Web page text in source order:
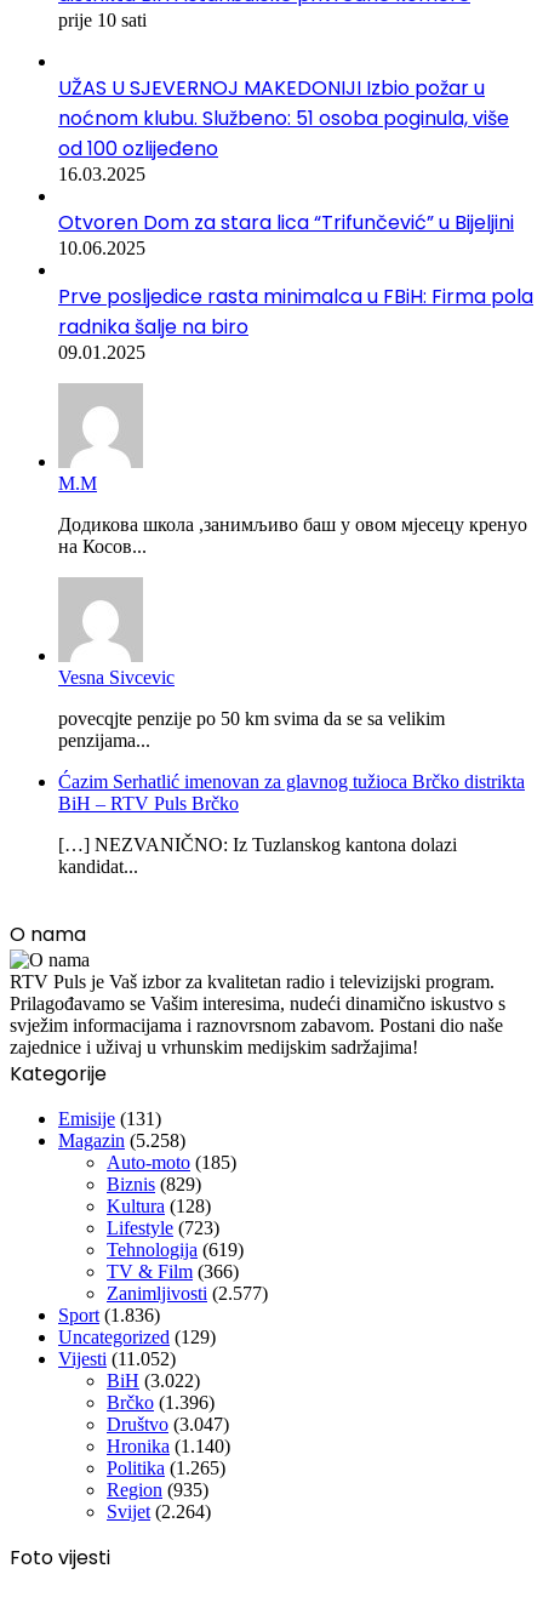
prije 10 sati
UŽAS U SJEVERNOJ MAKEDONIJI Izbio požar u
noćnom klubu. Službeno: 51 osoba poginula, više
od 100 ozlijeđeno
16.03.2025
Otvoren Dom za stara lica “Trifunčević” u Bijeljini
10.06.2025
Prve posljedice rasta minimalca u FBiH: Firma pola
radnika šalje na biro
09.01.2025
М.М
Додикова школа ,занимљиво баш у овом мјесецу кренуо
на Косов...
Vesna Sivcevic
povecqjte penzije po 50 km svima da se sa velikim
penzijama...
Ćazim Serhatlić imenovan za glavnog tužioca Brčko distrikta
BiH – RTV Puls Brčko
[…] NEZVANIČNO: Iz Tuzlanskog kantona dolazi
kandidat...
O nama
RTV Puls je Vaš izbor za kvalitetan radio i televizijski program.
Prilagođavamo se Vašim interesima, nudeći dinamično iskustvo s
svježim informacijama i raznovrsnom zabavom. Postani dio naše
zajednice i uživaj u vrhunskim medijskim sadržajima!
Kategorije
Emisije (131)
Magazin (5.258)
Auto-moto (185)
Biznis (829)
Kultura (128)
Lifestyle (723)
Tehnologija (619)
TV & Film (366)
Zanimljivosti (2.577)
Sport (1.836)
Uncategorized (129)
Vijesti (11.052)
BiH (3.022)
Brčko (1.396)
Društvo (3.047)
Hronika (1.140)
Politika (1.265)
Region (935)
Svijet (2.264)
Foto vijesti